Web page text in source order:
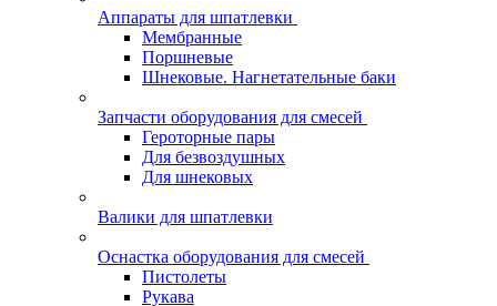
Аппараты для шпатлевки
Мембранные
Поршневые
Шнековые. Нагнетательные баки
Запчасти оборудования для смесей
Героторные пары
Для безвоздушных
Для шнековых
Валики для шпатлевки
Оснастка оборудования для смесей
Пистолеты
Рукава